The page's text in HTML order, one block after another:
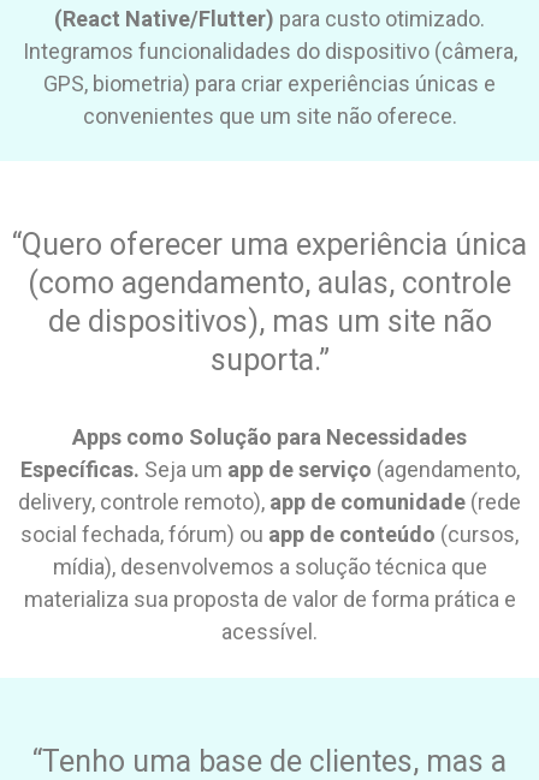
(React Native/Flutter) para custo otimizado.
Integramos funcionalidades do dispositivo (câmera,
GPS, biometria) para criar experiências únicas e
convenientes que um site não oferece.
“Quero oferecer uma experiência única
(como agendamento, aulas, controle
de dispositivos), mas um site não
suporta.”
Apps como Solução para Necessidades
Específicas. Seja um app de serviço (agendamento,
delivery, controle remoto), app de comunidade (rede
social fechada, fórum) ou app de conteúdo (cursos,
mídia), desenvolvemos a solução técnica que
materializa sua proposta de valor de forma prática e
acessível.
“Tenho uma base de clientes, mas a